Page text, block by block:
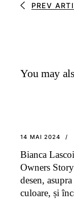
PREV
You may
14 MAI 2024
Bianca
Owners
desen,
culoare, și